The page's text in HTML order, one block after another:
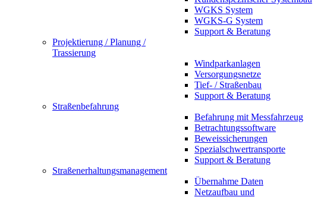
WGKS System
WGKS-G System
Support & Beratung
Projektierung / Planung /
Trassierung
Windparkanlagen
Versorgungsnetze
Tief- / Straßenbau
Support & Beratung
Straßenbefahrung
Befahrung mit Messfahrzeug
Betrachtungssoftware
Beweissicherungen
Spezialschwertransporte
Support & Beratung
Straßenerhaltungsmanagement
Übernahme Daten
Netzaufbau und